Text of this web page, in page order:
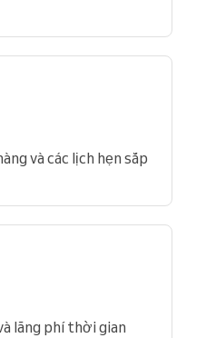
và các lịch hẹn sắp
lãng phí thời gian